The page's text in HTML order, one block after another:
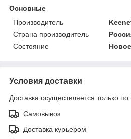
Основные
Производитель
Страна производитель
Состояние
Новое
Условия доставки
Доставка осуществляется только по
Самовывоз
Доставка курьером